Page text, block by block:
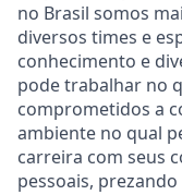
no Brasil somos
diversos times e
conhecimento e
pode trabalhar no
comprometidos a
ambiente no qual
carreira com seus
pessoais,